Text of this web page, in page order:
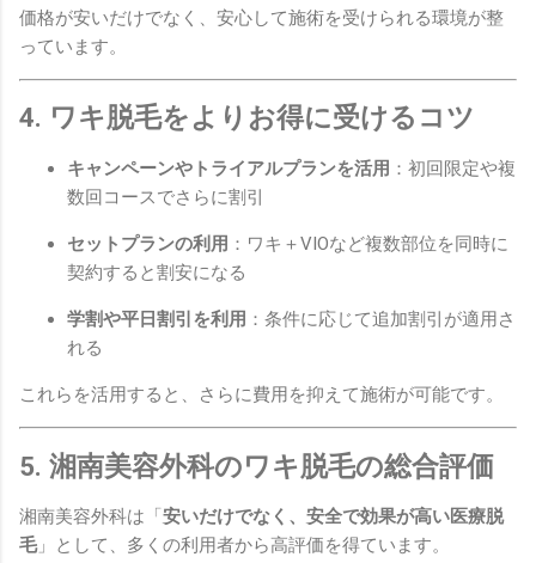
価格が安いだけでなく、安心して施術を受けられる環境が整
っています。
4. ワキ脱毛をよりお得に受けるコツ
キャンペーンやトライアルプランを活用 ：初回限定や複
数回コースでさらに割引
セットプランの利用 ：ワキ＋VIOなど複数部位を同時に
契約すると割安になる
学割や平日割引を利用 ：条件に応じて追加割引が適用さ
れる
これらを活用すると、さらに費用を抑えて施術が可能です。
5. 湘南美容外科のワキ脱毛の総合評価
湘南美容外科は「安いだけでなく、安全で効果が高い医療脱
毛」として、多くの利用者から高評価を得ています。